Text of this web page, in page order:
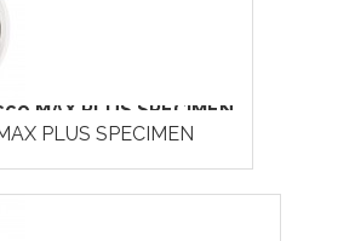
MAX PLUS SPECIMEN
PLUS SPECIMEN